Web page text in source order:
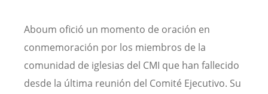
Aboum ofició un momento de oración en
conmemoración por los miembros de la
comunidad de iglesias del CMI que han fallecido
desde la última reunión del Comité Ejecutivo. Su